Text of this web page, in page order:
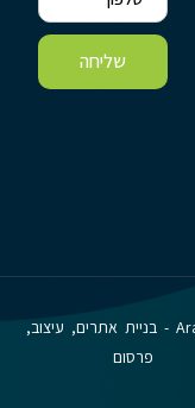
שליחה
Aramapp - בניית אתרים, עיצוב,
פרסום